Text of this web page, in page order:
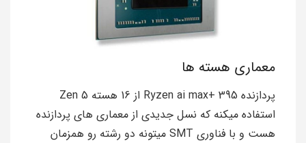
معماری هسته ها
پردازنده Ryzen ai max+ 395 از 16 هسته Zen 5
استفاده میکنه که نسل جدیدی از معماری های پردازنده
هست و با فناوری SMT میتونه دو رشته رو همزمان